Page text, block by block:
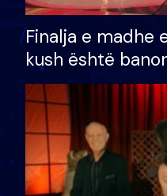
Finalja e madhe
kush është
shtëpinë dhe
të fituar çmimin